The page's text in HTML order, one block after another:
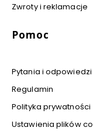
Zwroty i reklamacje
Pomoc
Pytania i odpowiedzi
Regulamin
Polityka prywatności
Ustawienia plików